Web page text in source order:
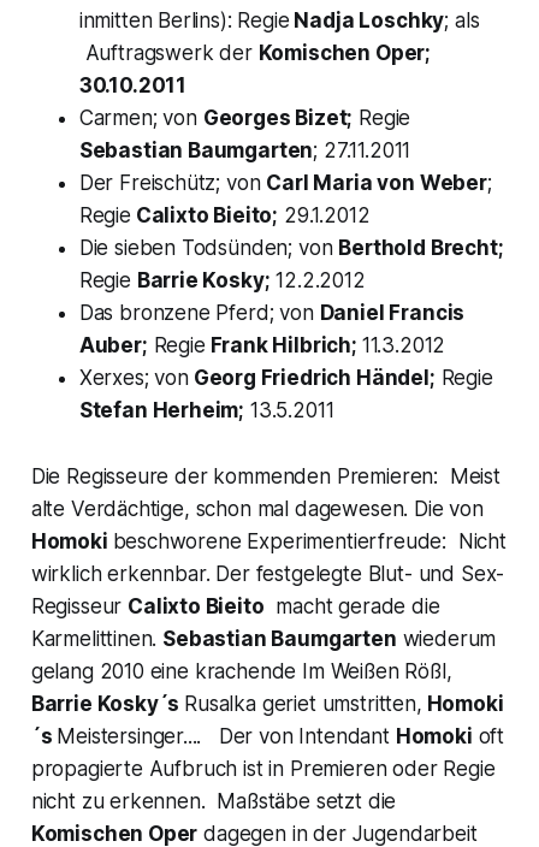
inmitten Berlins): Regie Nadja Loschky; als
Auftragswerk der Komischen Oper;
30.10.2011
Carmen; von Georges Bizet; Regie
Sebastian Baumgarten; 27.11.2011
Der Freischütz; von Carl Maria von Weber;
Regie Calixto Bieito; 29.1.2012
Die sieben Todsünden; von Berthold Brecht;
Regie Barrie Kosky; 12.2.2012
Das bronzene Pferd; von Daniel Francis
Auber; Regie Frank Hilbrich; 11.3.2012
Xerxes; vonGeorg Friedrich Händel; Regie
Stefan Herheim; 13.5.2011
Die Regisseure der kommenden Premieren: Meist
alte Verdächtige, schon mal dagewesen. Die von
Homoki beschworene Experimentierfreude: Nicht
wirklich erkennbar. Der festgelegte Blut- und Sex-
Regisseur Calixto Bieito macht gerade die
Karmelittinen. Sebastian Baumgarten wiederum
gelang 2010 eine krachende Im Weißen Rößl,
Barrie Kosky´s Rusalka geriet umstritten, Homoki
´s Meistersinger.... Der von Intendant Homoki oft
propagierte Aufbruch ist in Premieren oder Regie
nicht zu erkennen. Maßstäbe setzt die
Komischen Oper dagegen in der Jugendarbeit